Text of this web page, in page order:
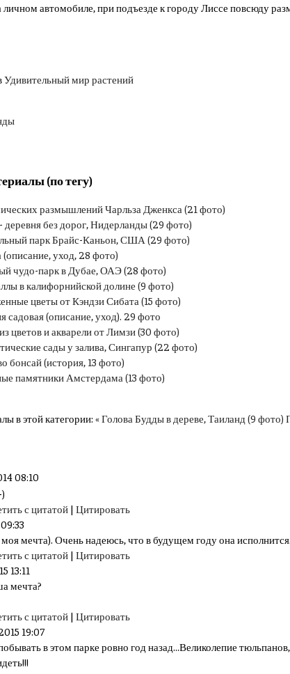
личном автомобиле, при подъезде к городу Лиссе повсюду
Удивительный мир растений
(по тегу)
размышлений Чарльза Дженкса (21 фото)
деревня без дорог, Нидерланды (29 фото)
парк Брайс-Каньон, США (29 фото)
(описание, уход, 28 фото)
чудо-парк в Дубае, ОАЭ (28 фото)
в калифорнийской долине (9 фото)
цветы от Кэндзи Сибата (15 фото)
садовая (описание, уход). 29 фото
цветов и акварели от Лимзи (30 фото)
сады у залива, Сингапур (22 фото)
бонсай (история, 13 фото)
памятники Амстердама (13 фото)
в этой категории: « Голова Будды в дереве, Таиланд (9 фото)
08:10
с цитатой | Цитировать
мечта). Очень надеюсь, что в будущем году она исполнится.
с цитатой | Цитировать
13:11
мечта?
с цитатой | Цитировать
19:07
в этом парке ровно год назад...Великолепие